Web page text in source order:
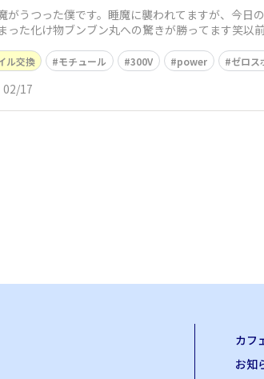
がうつった僕です。睡魔に襲われてますが、今日
った化け物ブンブン丸への驚きが勝ってます笑以
ル交換 モチュール 300V power ゼロス
02/17
カフ
お知